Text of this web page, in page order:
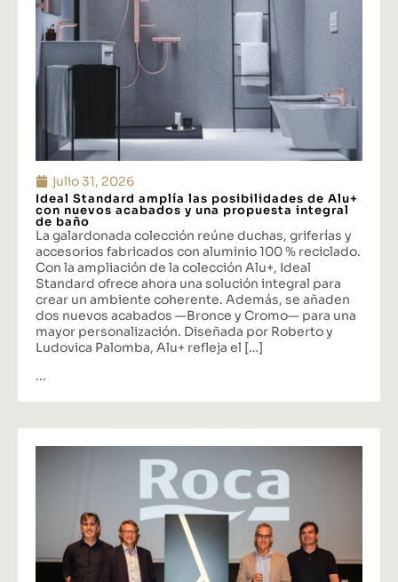
julio 31, 2026
Ideal Standard amplía las posibilidades de Alu+
con nuevos acabados y una propuesta integral
de baño
La galardonada colección reúne duchas, griferías y
accesorios fabricados con aluminio 100 % reciclado.
Con la ampliación de la colección Alu+, Ideal
Standard ofrece ahora una solución integral para
crear un ambiente coherente. Además, se añaden
dos nuevos acabados —Bronce y Cromo— para una
mayor personalización. Diseñada por Roberto y
Ludovica Palomba, Alu+ refleja el […]
...